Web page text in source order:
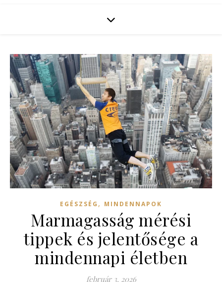
EGÉSZSÉG , MINDENNAPOK
Marmagasság mérési
tippek és jelentősége a
mindennapi életben
február 3, 2026